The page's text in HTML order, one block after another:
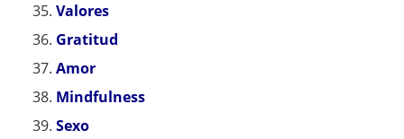
Valores
Gratitud
Amor
Mindfulness
Sexo